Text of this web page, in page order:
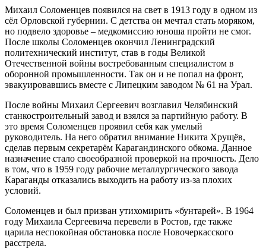
Михаил Соломенцев появился на свет в 1913 году в одном из
сёл Орловской губернии. С детства он мечтал стать моряком,
но подвело здоровье – медкомиссию юноша пройти не смог.
После школы Соломенцев окончил Ленинградский
политехнический институт, став в годы Великой
Отечественной войны востребованным специалистом в
оборонной промышленности. Так он и не попал на фронт,
эвакуировавшись вместе с Липецким заводом № 61 на Урал.
После войны Михаил Сергеевич возглавил Челябинский
станкостроительный завод и взялся за партийную работу. В
это время Соломенцев проявил себя как умелый
руководитель. На него обратил внимание Никита Хрущёв,
сделав первым секретарём Карагандинского обкома. Данное
назначение стало своеобразной проверкой на прочность. Дело
в том, что в 1959 году рабочие металлургического завода
Караганды отказались выходить на работу из-за плохих
условий.
Соломенцев и был призван утихомирить «бунтарей». В 1964
году Михаила Сергеевича перевели в Ростов, где также
царила неспокойная обстановка после Новочеркасского
расстрела.